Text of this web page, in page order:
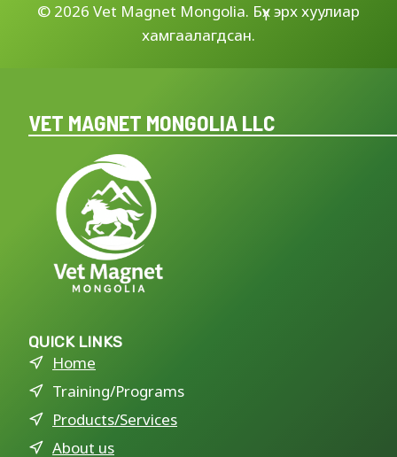
© 2026 Vet Magnet Mongolia. Бүх эрх хуулиар
хамгаалагдсан.
VET MAGNET MONGOLIA LLC
QUICK LINKS
Home
Training/Programs
Products/Services
About us